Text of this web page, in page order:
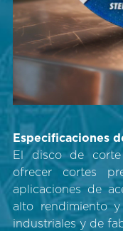
Especificaciones
El disco de corte
ofrecer cortes
aplicaciones de
alto rendimiento
industriales y de